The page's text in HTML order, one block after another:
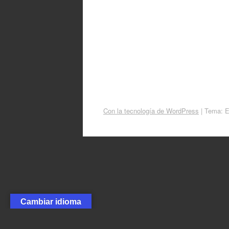
Con la tecnología de WordPress | Tema:
Cambiar idioma